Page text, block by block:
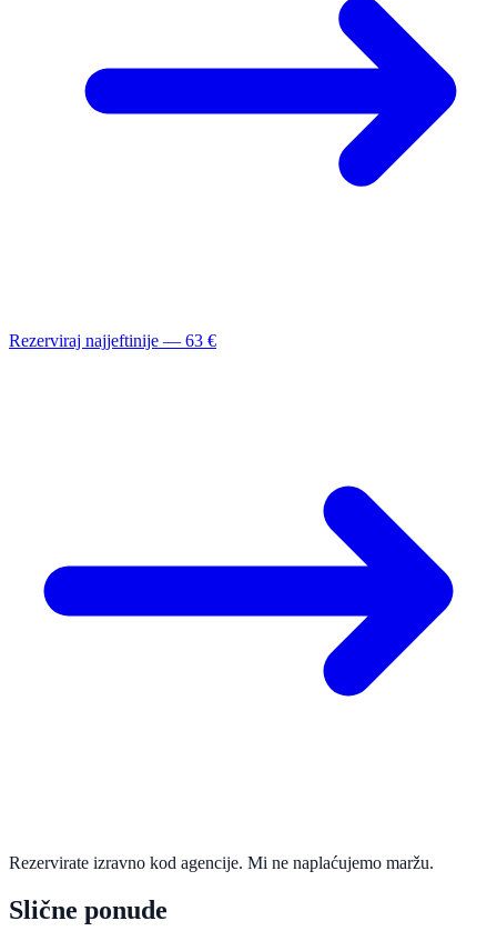
Rezerviraj najjeftinije — 63 €
Rezervirate izravno kod agencije. Mi ne naplaćujemo maržu.
Slične ponude